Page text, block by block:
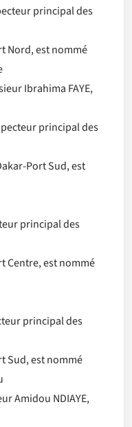
principal des
Nord, est nommé
Ibrahima FAYE,
principal des
Port Sud, est
principal des
Centre, est nommé
principal des
Sud, est nommé
Amidou NDIAYE,